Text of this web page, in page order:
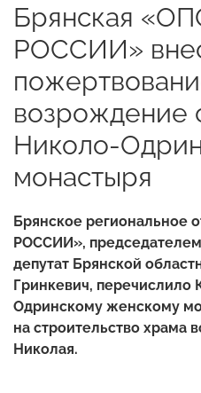
Брянская
РОССИИ»
возрождение
Николо-
монастыря
Брянское региональное
РОССИИ», председателем
депутат Брянской
Гринкевич, перечислило
Одринскому женскому
на строительство храма
Николая.